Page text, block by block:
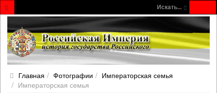
Искать...
Главная Фотографии
Императорская семья
Императорская семья